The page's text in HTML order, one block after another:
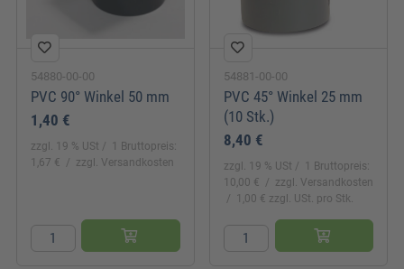
54880-00-00
PVC 90° Winkel 50 mm
1,40 €
zzgl. 19 % USt
1 Bruttopreis:
1,67 €
zzgl. Versandkosten
54881-00-00
PVC 45° Winkel 25 mm
(10 Stk.)
8,40 €
zzgl. 19 % USt
1 Bruttopreis:
10,00 €
zzgl. Versandkosten
1,00 € zzgl. USt. pro Stk.